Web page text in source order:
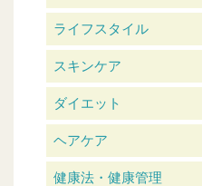
ライフスタイル
スキンケア
ダイエット
ヘアケア
健康法・健康管理